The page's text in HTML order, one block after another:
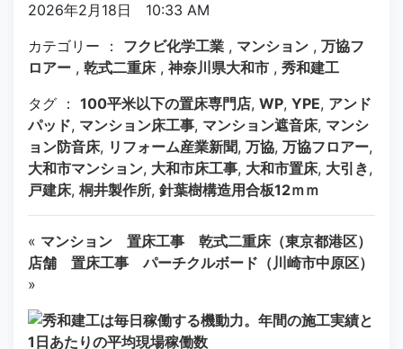
2026年2月18日 10:33 AM
カテゴリー ： フクビ化学工業 , マンション , 万協フ
ロアー , 乾式二重床, 神奈川県大和市 , 秀和建工
タグ ： 100平米以下の置床専門店, WP, YPE, アンド
パッド, マンション床工事, マンション遮音床, マンシ
ョン防音床, リフォーム産業新聞, 万協, 万協フロアー,
大和市マンション, 大和市床工事, 大和市置床, 大引き,
戸建床, 桐井製作所, 針葉樹構造用合板12ｍｍ
« マンション 置床工事 乾式二重床（東京都港区）
店舗 置床工事 パーチクルボード（川崎市中原区）
»